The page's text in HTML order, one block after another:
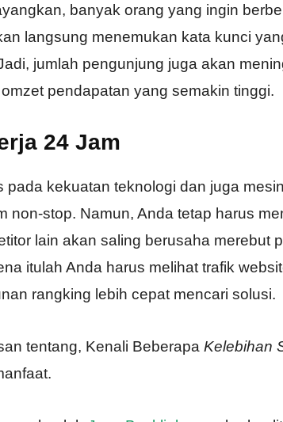
banyak orang yang ingin
langsung menemukan kata kunci
jumlah pengunjung juga akan
pendapatan yang semakin tinggi.
24 Jam
pada kekuatan teknologi dan juga
non-stop. Namun, Anda tetap harus
lain akan saling berusaha merebut
itulah Anda harus melihat trafik
rangking lebih cepat mencari solusi.
tentang, Kenali Beberapa Kelebihan